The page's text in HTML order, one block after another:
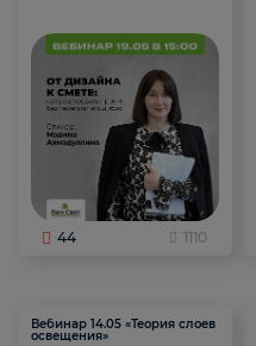
44 1110
Вебинар 14.05 «Теория слоев
освещения»